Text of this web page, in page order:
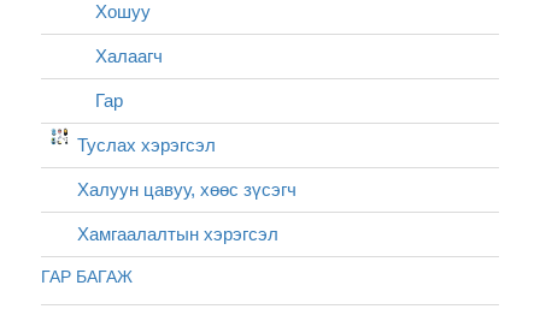
Хошуу
Халаагч
Гар
Туслах хэрэгсэл
Халуун цавуу, хөөс зүсэгч
Хамгаалалтын хэрэгсэл
ГАР БАГАЖ